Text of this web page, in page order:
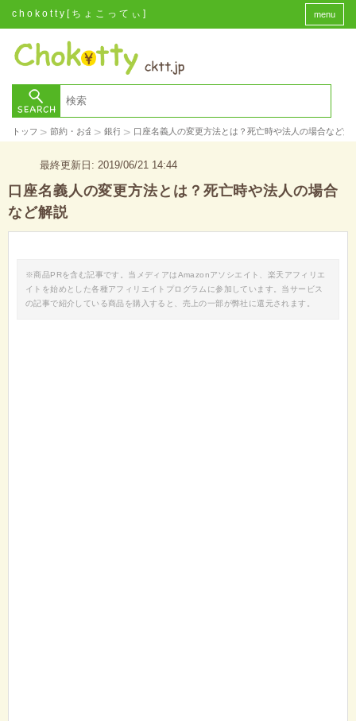
chokotty[ちょこってぃ] menu
トップ > 節約・お金 > 銀行 > 口座名義人の変更方法とは？死亡時や法人の場合など解
最終更新日: 2019/06/21 14:44
口座名義人の変更方法とは？死亡時や法人の場合
など解説
※商品PRを含む記事です。当メディアはAmazonアソシエイト、楽天アフィリエ
イトを始めとした各種アフィリエイトプログラムに参加しています。当サービス
の記事で紹介している商品を購入すると、売上の一部が弊社に還元されます。